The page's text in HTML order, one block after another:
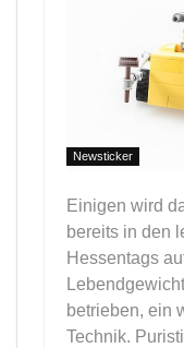
Newsticker
Einigen wird
bereits in den
Hessentags
betrieben, ein
Technik.